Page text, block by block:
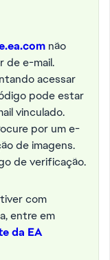
não
de e-mail.
acessar
pode estar
vinculado.
por um e-
de imagens.
de verificação.
com
entre em
da EA